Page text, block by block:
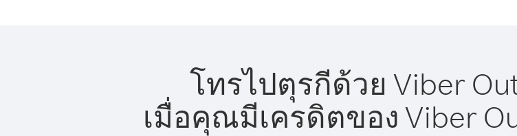
โทรไปตุรกีด้วย Viber
เมื่อคุณมีเครดิตของ Viber